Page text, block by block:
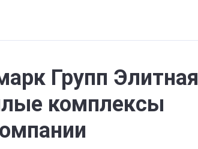
Групп Элитная
комплексы